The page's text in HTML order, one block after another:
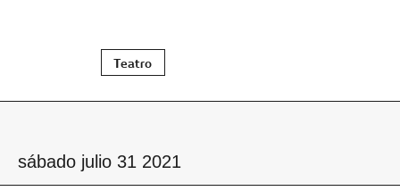
Teatro
sábado julio 31 2021